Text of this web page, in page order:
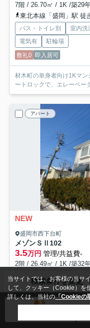
7階 / 26.70㎡ / 1K /築29
東北本線「盛岡」駅 徒
バス・トイレ別 室内洗
電気有
駐輪場
敷礼0 即入居可
材木町の単身者向け1Kマンション
ートロックで、エレーベー
アパート
NEW
盛岡市西下台町
メゾンＳⅡ 102
3.5万円 管理/共益費-
2階 / 26.49㎡ / 1K /築32
東北本線「盛岡」駅 徒
バス・トイレ別 室内洗
電気有
シャワー
検索条件を変更
当サイトでは、お客様の当サ
して、クッキー（Cookie）を
詳しくは、当社の「Cookieの